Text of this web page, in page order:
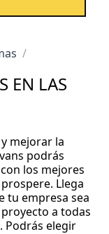
/
EN LAS
mejorar la
podrás
los mejores
Llega
tu empresa sea
a todas
Podrás elegir